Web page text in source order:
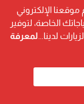
خلال توقيع
أكثر من
الإلكتروني
الخاصة، لتوفير
لدينا... لمعرفة